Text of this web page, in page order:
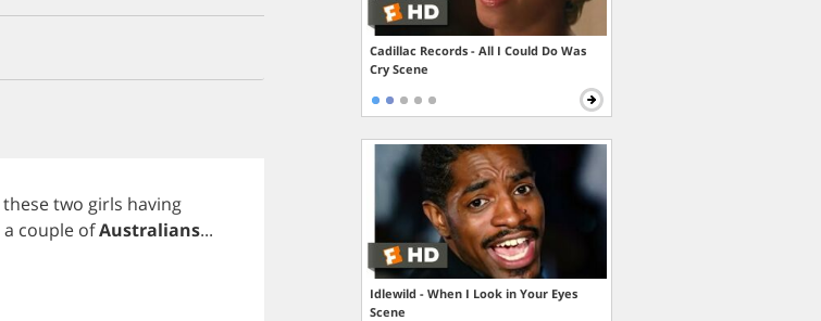
thesetwo girls having
a couple ofAustralians...
Cadillac Records - All I Could Do Was
Cry Scene
Idlewild - When I Look in Your Eyes
Scene